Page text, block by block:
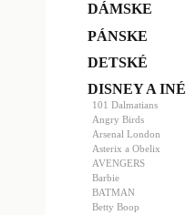
DÁMSKE
PÁNSKE
DETSKÉ
DISNEY A INÉ
101 Dalmatians
Angry Birds
Arsenal London
Asterix a Obelix
AVENGERS
Barbie
BATMAN
Betty Boop